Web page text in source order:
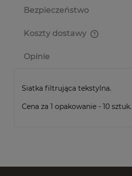
Bezpieczeństwo
Koszty dostawy
Opinie
Siatka filtrująca tekstylna.
Cena za 1 opakowanie - 10 sztuk.